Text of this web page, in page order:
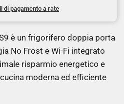
di pagamento a rate
è un frigorifero doppia porta
No Frost e Wi-Fi integrato
risparmio energetico e
moderna ed efficiente